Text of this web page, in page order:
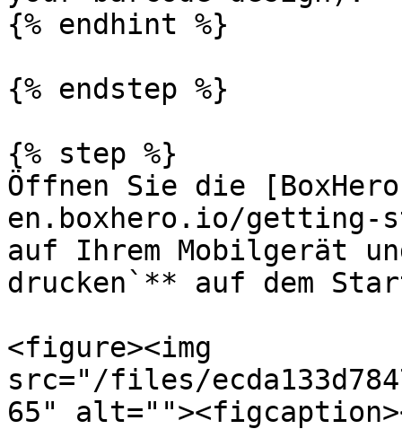
{% endhint %}
{% endstep %}
{% step %}
Öffnen Sie die
en.boxhero.io/getting-
auf Ihrem Mobilgerät
drucken`** auf dem
<figure><img
src="/files/
65"